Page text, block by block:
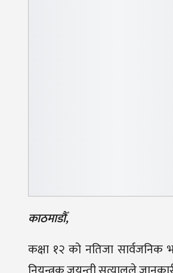
काठमाडौँ,
कक्षा १२ को नतिजा सार्वजनिक